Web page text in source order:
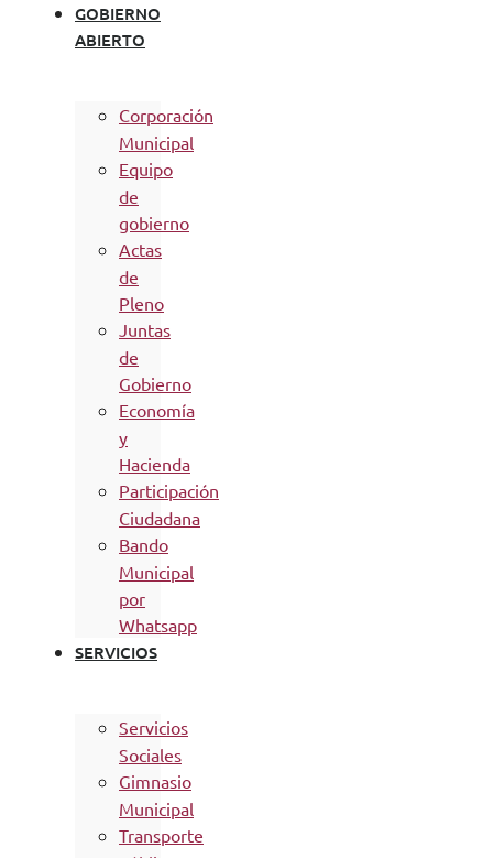
GOBIERNO
ABIERTO
Corporación
Municipal
Equipo
de
gobierno
Actas
de
Pleno
Juntas
de
Gobierno
Economía
y
Hacienda
Participación
Ciudadana
Bando
Municipal
por
Whatsapp
SERVICIOS
Servicios
Sociales
Gimnasio
Municipal
Transporte